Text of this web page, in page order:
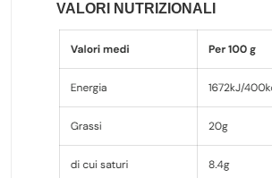
VALORI NUTRIZIONALI